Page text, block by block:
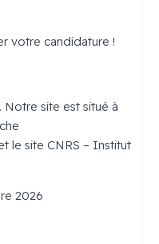
votre candidature !
site est situé à
le site CNRS – Institut
2026